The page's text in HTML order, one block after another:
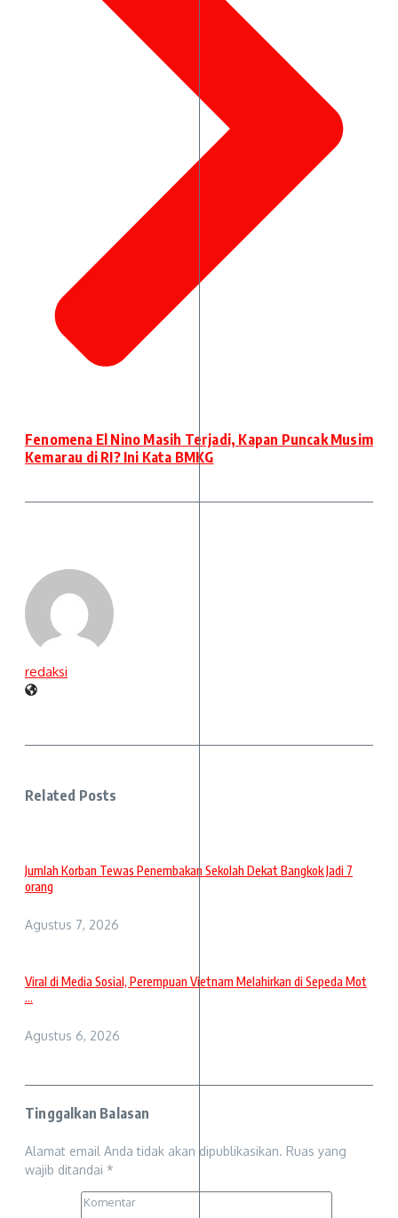
Fenomena El Nino Masih Terjadi, Kapan Puncak Musim
Kemarau di RI? Ini Kata BMKG
redaksi
Related Posts
Jumlah Korban Tewas Penembakan Sekolah Dekat Bangkok Jadi 7
orang
Agustus 7, 2026
Viral di Media Sosial, Perempuan Vietnam Melahirkan di Sepeda Mot
...
Agustus 6, 2026
Tinggalkan Balasan
Alamat email Anda tidak akan dipublikasikan. Ruas yang
wajib ditandai *